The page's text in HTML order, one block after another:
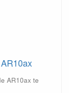
AR10ax te